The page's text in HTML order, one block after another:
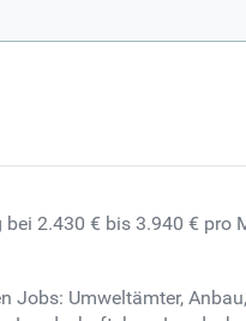
2.430 € bis 3.940 € pro
Umweltämter,